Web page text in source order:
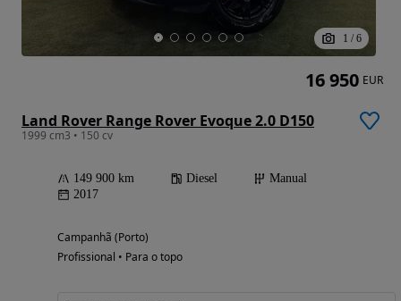
1 / 6
Land Rover Range Rover Evoque 2.0 D150
1999 cm3 • 150 cv
149 900 km Diesel
Manual
2017
Campanhã (Porto)
Profissional • Para o topo
16 950 EUR